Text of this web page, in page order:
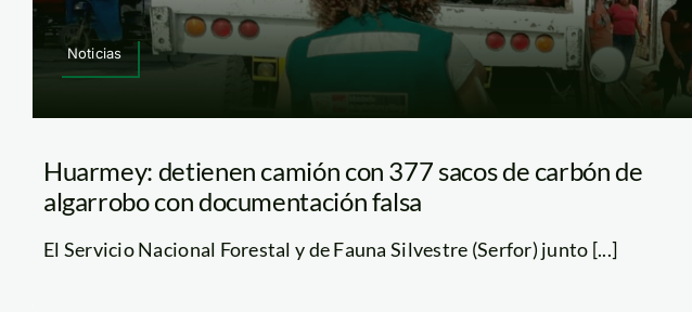
Noticias
Huarmey: detienen camión con 377 sacos de carbón de
algarrobo con documentación falsa
El Servicio Nacional Forestal y de Fauna Silvestre (Serfor) junto [...]